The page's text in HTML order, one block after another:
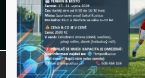
Tento web využívá
na tlačítko "Přijmout".